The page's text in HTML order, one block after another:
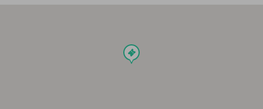
events